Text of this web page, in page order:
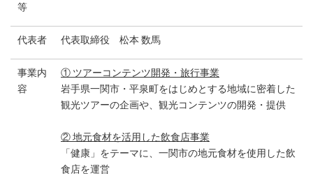
等
代表者 代表取締役 松本 数馬
事業内
容
① ツアーコンテンツ開発・旅行事業
岩手県一関市・平泉町をはじめとする地域に密着した
観光ツアーの企画や、観光コンテンツの開発・提供
② 地元食材を活用した飲食店事業
「健康」をテーマに、一関市の地元食材を使用した飲
食店を運営